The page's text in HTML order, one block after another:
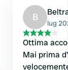
B
lug
Ottima
Mai prima